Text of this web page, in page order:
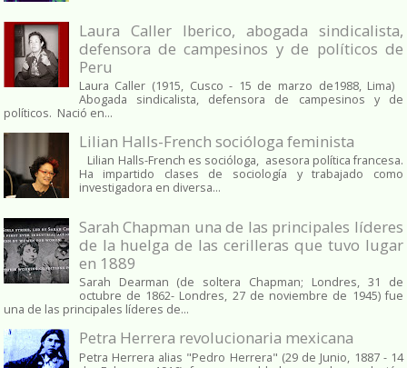
Laura Caller Iberico, abogada sindicalista,
defensora de campesinos y de políticos de
Peru
Laura Caller (1915, Cusco - 15 de marzo de1988, Lima)
Abogada sindicalista, defensora de campesinos y de
políticos. Nació en...
Lilian Halls-French socióloga feminista
Lilian Halls-French es socióloga, asesora política francesa.
Ha impartido clases de sociología y trabajado como
investigadora en diversa...
Sarah Chapman una de las principales líderes
de la huelga de las cerilleras que tuvo lugar
en 1889
Sarah Dearman (de soltera Chapman; Londres, 31 de
octubre de 1862​- Londres, 27 de noviembre de 1945)​ fue
una de las principales líderes de...
Petra Herrera revolucionaria mexicana
Petra Herrera alias "Pedro Herrera" (29 de Junio, 1887 - 14